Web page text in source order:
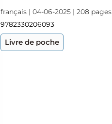
français | 04-06-2025 | 208 pages
9782330206093
Livre de poche